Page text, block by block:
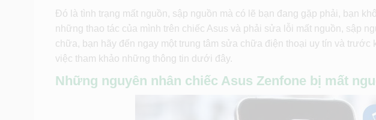
Đó là tình trạng mất nguồn, sập nguồn mà có lẽ bạn đang gặp phải, bạn
những thao tác của mình trên chiếc Asus và phải sửa lỗi mất nguồn, sập
chữa, bạn hãy đến ngay một trung tâm sửa chữa điện thoại uy tín và trước
việc tham khảo những thông tin dưới đây.
Những nguyên nhân chiếc Asus Zenfone bị mất